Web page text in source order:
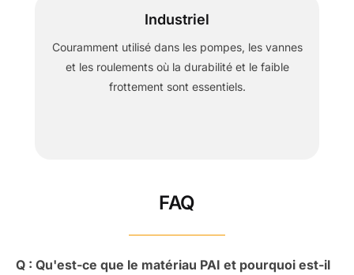
Industriel
Couramment utilisé dans les pompes, les vannes
et les roulements où la durabilité et le faible
frottement sont essentiels.
FAQ
Q : Qu'est-ce que le matériau PAI et pourquoi est-il